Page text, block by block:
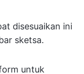
disesuaikan ini
sketsa.
untuk